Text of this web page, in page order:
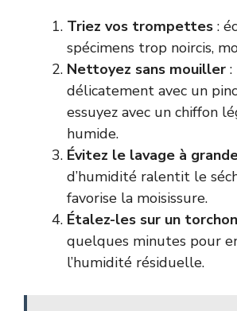
Triez vos trompettes :
spécimens trop noircis,
Nettoyez sans mouiller :
délicatement avec un
essuyez avec un chiffon
humide.
Évitez le lavage à
d’humidité ralentit le
favorise la moisissure.
Étalez-les sur un
quelques minutes pour
l’humidité résiduelle.